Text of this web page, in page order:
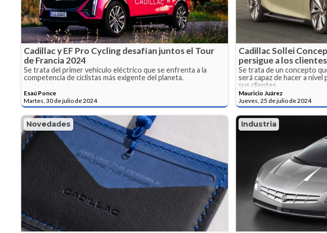
Cadillac y EF Pro Cycling desafían juntos el Tour
de Francia 2024
Se trata del primer vehículo eléctrico que se enfrenta a la
competencia de ciclistas más exigente del planeta.
Esaú Ponce
Martes, 30 de julio de 2024
Cadillac Sollei
persigue a los
Se trata de un concepto
será capaz de hacer a
sus clientes.
Mauricio Juárez
Jueves, 25 de julio de 2024
Novedades Industria